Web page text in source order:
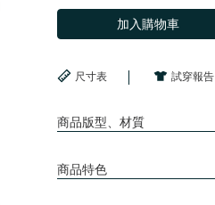
加入購物車
尺寸表 試穿報告
商品版型、材質
商品特色